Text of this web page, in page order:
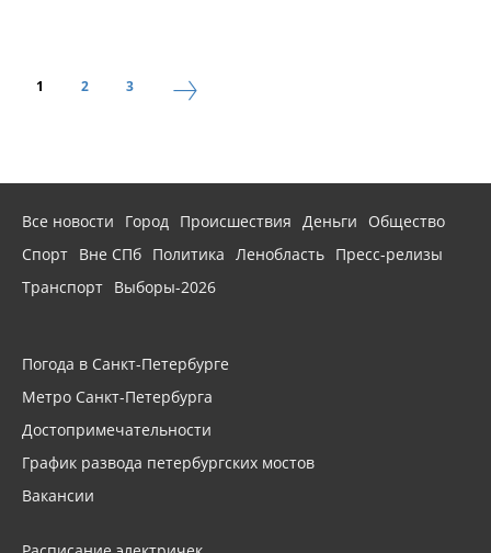
1 2 3
Все новости Город Происшествия Деньги
Общество
Спорт Вне СПб Политика Ленобласть Пресс-релизы
Транспорт Выборы-2026
Погода в Санкт-Петербурге
Метро Санкт-Петербурга
Достопримечательности
График развода петербургских мостов
Вакансии